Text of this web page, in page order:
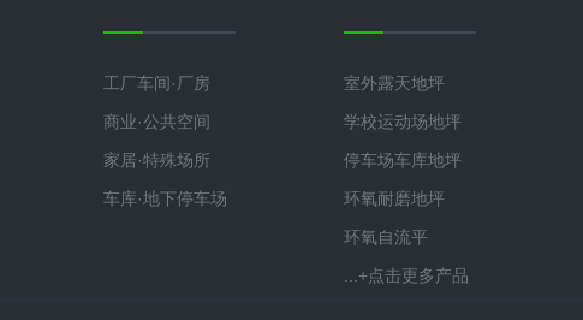
工厂车间·厂房
商业·公共空间
家居·特殊场所
车库·地下停车场
室外露天地坪
学校运动场地坪
停车场车库地坪
环氧耐磨地坪
环氧自流平
...+点击更多产品